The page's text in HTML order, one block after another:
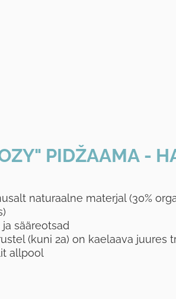
PIDŽAAMA -
naturaalne materjal (30%
sääreotsad
(kuni 2a) on kaelaava juures
allpool